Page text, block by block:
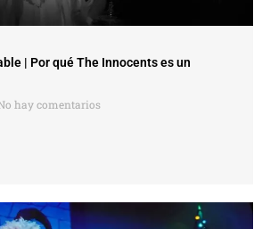
| Por qué The Innocents es un
hay comentarios